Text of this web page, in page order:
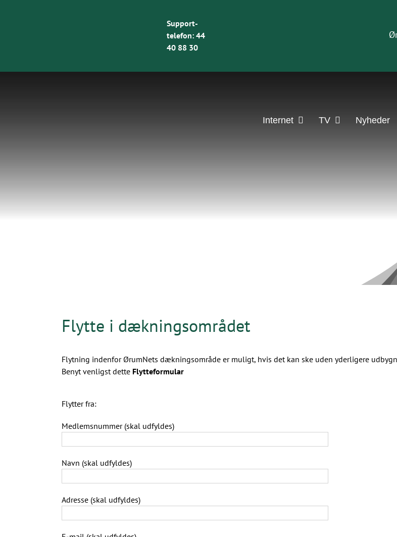
Support-
telefon: 44
40 88 30
Internet TV Nyheder
Flytte i dækningsområdet
Flytning indenfor ØrumNets dækningsområde er muligt, hvis det kan ske uden yderligere
Benyt venligst dette Flytteformular
Flytter fra:
Medlemsnummer (skal udfyldes)
Navn (skal udfyldes)
Adresse (skal udfyldes)